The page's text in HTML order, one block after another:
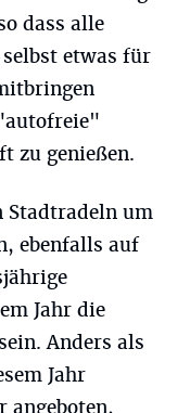
dass alle
etwas für
zu genießen.
Stadtradeln um
ebenfalls auf
Jahr die
Anders als
Jahr
angeboten,